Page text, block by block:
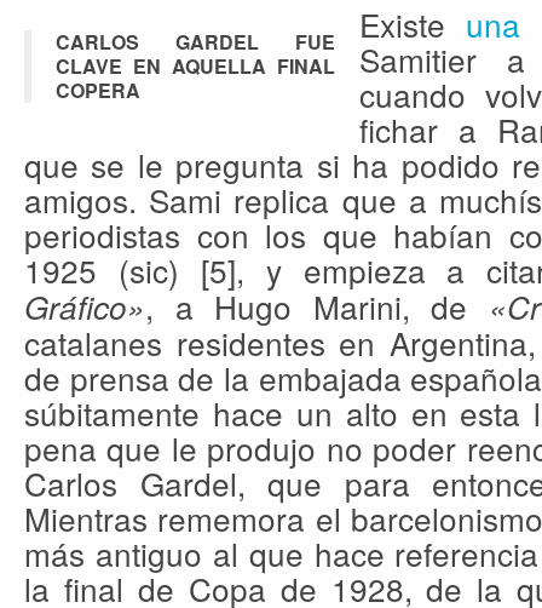
CARLOS GARDEL FUE
CLAVE EN AQUELLA FINAL
COPERA
Existe una
Samitier
cuando
fichar a
que se le pregunta si ha podido
amigos. Sami replica que a
periodistas con los que habían
1925 (sic) [5], y empieza a
Gráfico», a Hugo Marini, de
catalanes residentes en
de prensa de la embajada
súbitamente hace un alto en
pena que le produjo no poder
Carlos Gardel, que para
Mientras rememora el
más antiguo al que hace
la final de Copa de 1928, de la